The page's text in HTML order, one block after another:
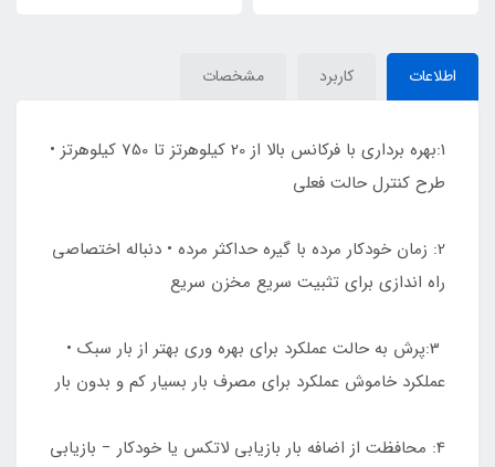
اطلاعات کاربرد مشخصات
1:بهره برداری با فرکانس بالا از 20 کیلوهرتز تا 750 کیلوهرتز •
طرح کنترل حالت فعلی
2: زمان خودکار مرده با گیره حداکثر مرده • دنباله اختصاصی
راه اندازی برای تثبیت سریع مخزن سریع
3:پرش به حالت عملکرد برای بهره وری بهتر از بار سبک •
عملکرد خاموش عملکرد برای مصرف بار بسیار کم و بدون بار
4: محافظت از اضافه بار بازیابی لاتکس یا خودکار − بازیابی